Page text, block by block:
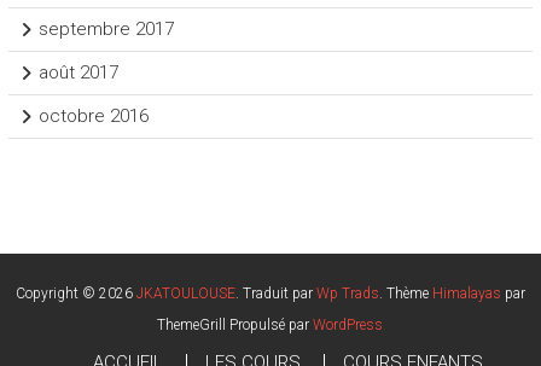
septembre 2017
août 2017
octobre 2016
Copyright © 2026 JKATOULOUSE. Traduit par Wp Trads . Thème Himalayas par
ThemeGrill Propulsé parWordPress